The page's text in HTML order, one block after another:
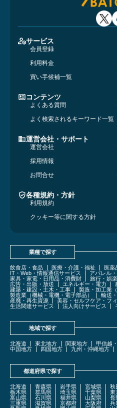
サービス
会員登録
利用料金
買い手候補一覧
コンテンツ
よくある質問
よく検索されるキーワード一覧
運営会社・サポート
運営会社
採用情報
お問合せ
各種規約・方針
利用規約
クッキー等に関する方針
業種で探す
飲食店・食品 医療・介護・福祉 医薬
IT・Web・情報通信サービス
アパレル
家具・家電・日用品・消費財
旅行・娯
広告・出版・放送
エネルギー・電力
建築・建設・土木・工事
製造・加工業
製造業（機械・電機・電子部品）
輸送
産廃・再生資源
美容・セルフケア・フ
生活関連サービス
法人向けサービス
地域で探す
北海道 東北地方 関東地方 甲信越
中国地方
四国地方 九州・沖縄地方
都道府県で探す
北海道 青森県 岩手県 宮城県 秋
栃木県
群馬県 埼玉県 千葉県 東
富山県
石川県 福井県 山梨県 長
三重県
滋賀県 京都府 大阪府 兵